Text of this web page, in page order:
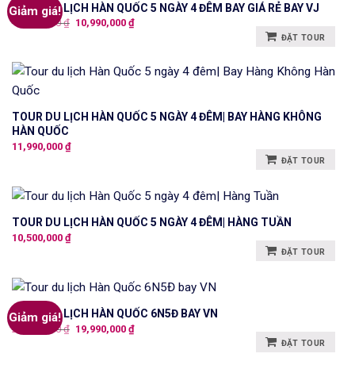
Giảm giá!
TOUR DU LỊCH HÀN QUỐC 5 NGÀY 4 ĐÊM BAY GIÁ RẺ BAY VJ
11,500,000₫ Giá
10,990,000 ₫Giá
hiện
10,990,000 ₫.
ĐẶT TOUR
TOUR DU LỊCH HÀN QUỐC 5 NGÀY 4 ĐÊM| BAY HÀNG KHÔNG
HÀN QUỐC
11,990,000 ₫
ĐẶT TOUR
TOUR DU LỊCH HÀN QUỐC 5 NGÀY 4 ĐÊM| HÀNG TUẦN
10,500,000 ₫
ĐẶT TOUR
Giảm giá!
TOUR DU LỊCH HÀN QUỐC 6N5Đ BAY VN
20,990,000₫ Giá
gốc
19,990,000 ₫Giá
hiện
ĐẶT TOUR